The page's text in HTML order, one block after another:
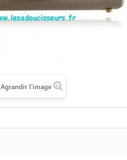
Agrandir l'image